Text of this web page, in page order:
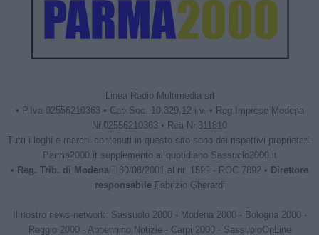
Linea Radio Multimedia srl
• P.Iva 02556210363 • Cap.Soc. 10.329,12 i.v. • Reg.Imprese Modena
Nr.02556210363 • Rea Nr.311810
Tutti i loghi e marchi contenuti in questo sito sono dei rispettivi proprietari.
Parma2000.it supplemento al quotidiano Sassuolo2000.it
• Reg. Trib. di Modena il 30/08/2001 al nr. 1599 - ROC 7892 • Direttore
responsabileFabrizio Gherardi
Il nostro news-network: Sassuolo 2000- Modena 2000- Bologna 2000-
Reggio 2000- Appennino Notizie - Carpi 2000- SassuoloOnLine